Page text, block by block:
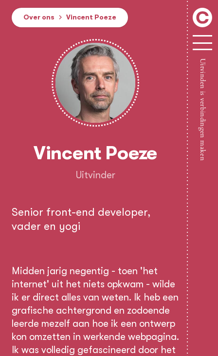
Uitvinden is verbindingen maken
Over ons Vincent Poeze
Vincent Poeze
Uitvinder
Senior front-end developer,
vader en yogi
Midden jarig negentig - toen 'het
internet' uit het niets opkwam - wilde
ik er direct alles van weten. Ik heb een
grafische achtergrond en zodoende
leerde mezelf aan hoe ik een ontwerp
kon omzetten in werkende webpagina.
Ik was volledig gefascineerd door het